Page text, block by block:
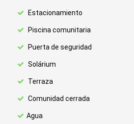
Estacionamiento
Piscina comunitaria
Puerta de seguridad
Solárium
Terraza
Comunidad cerrada
Agua